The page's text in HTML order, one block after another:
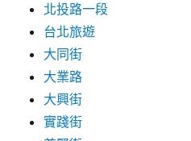
北投路一段
台北旅遊
大同街
大業路
大興街
實踐街